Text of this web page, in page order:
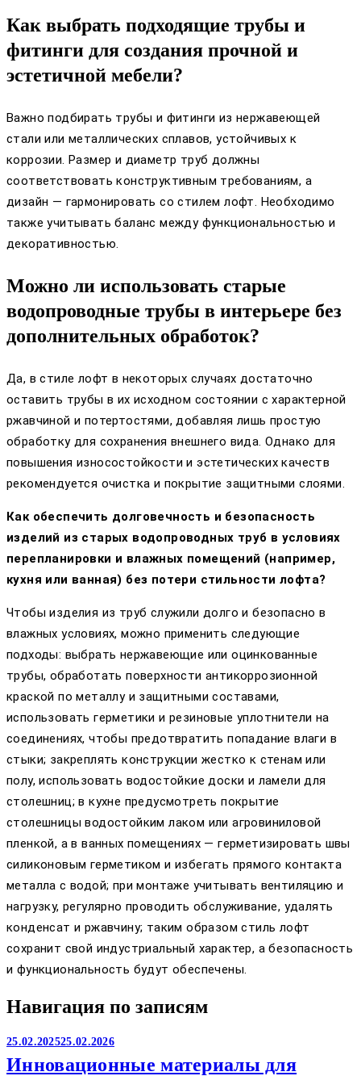
Как выбрать подходящие трубы и
фитинги для создания прочной и
эстетичной мебели?
Важно подбирать трубы и фитинги из нержавеющей
стали или металлических сплавов, устойчивых к
коррозии. Размер и диаметр труб должны
соответствовать конструктивным требованиям, а
дизайн — гармонировать со стилем лофт. Необходимо
также учитывать баланс между функциональностью и
декоративностью.
Можно ли использовать старые
водопроводные трубы в интерьере без
дополнительных обработок?
Да, в стиле лофт в некоторых случаях достаточно
оставить трубы в их исходном состоянии с характерной
ржавчиной и потертостями, добавляя лишь простую
обработку для сохранения внешнего вида. Однако для
повышения износостойкости и эстетических качеств
рекомендуется очистка и покрытие защитными слоями.
Как обеспечить долговечность и безопасность
изделий из старых водопроводных труб в условиях
перепланировки и влажных помещений (например,
кухня или ванная) без потери стильности лофта?
Чтобы изделия из труб служили долго и безопасно в
влажных условиях, можно применить следующие
подходы: выбрать нержавеющие или оцинкованные
трубы, обработать поверхности антикоррозионной
краской по металлу и защитными составами,
использовать герметики и резиновые уплотнители на
соединениях, чтобы предотвратить попадание влаги в
стыки; закреплять конструкции жестко к стенам или
полу, использовать водостойкие доски и ламели для
столешниц; в кухне предусмотреть покрытие
столешницы водостойким лаком или агровиниловой
пленкой, а в ванных помещениях — герметизировать швы
силиконовым герметиком и избегать прямого контакта
металла с водой; при монтаже учитывать вентиляцию и
нагрузку, регулярно проводить обслуживание, удалять
конденсат и ржавчину; таким образом стиль лофт
сохранит свой индустриальный характер, а безопасность
и функциональность будут обеспечены.
Навигация по записям
25.02.202525.02.2026
Инновационные материалы для